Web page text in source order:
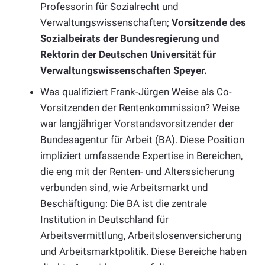
Professorin für Sozialrecht und
Verwaltungswissenschaften; Vorsitzende des
Sozialbeirats der Bundesregierung und
Rektorin der Deutschen Universität für
Verwaltungswissenschaften Speyer.
Was qualifiziert Frank-Jürgen Weise als Co-
Vorsitzenden der Rentenkommission? Weise
war langjähriger Vorstandsvorsitzender der
Bundesagentur für Arbeit (BA). Diese Position
impliziert umfassende Expertise in Bereichen,
die eng mit der Renten- und Alterssicherung
verbunden sind, wie Arbeitsmarkt und
Beschäftigung: Die BA ist die zentrale
Institution in Deutschland für
Arbeitsvermittlung, Arbeitslosenversicherung
und Arbeitsmarktpolitik. Diese Bereiche haben